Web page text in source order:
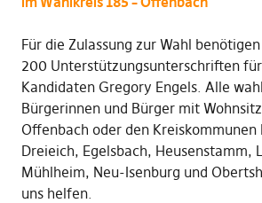
Für die Zulassung zur Wahl
200 Unterstützungsunterschriften
Kandidaten Gregory Engels. Alle
Bürgerinnen und Bürger mit
Offenbach oder den Kreiskommunen
Dreieich, Egelsbach, Heusenstamm,
Mühlheim, Neu-Isenburg und
uns helfen.